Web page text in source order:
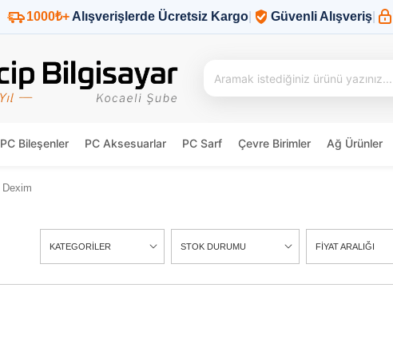
1000₺+ Alışverişlerde Ücretsiz Kargo Güvenli Alışveriş
PC Bileşenler PC Aksesuarlar PC Sarf Çevre Birimler Ağ Ürünler
Dexim
KATEGORİLER STOK DURUMU FİYAT ARALIĞI